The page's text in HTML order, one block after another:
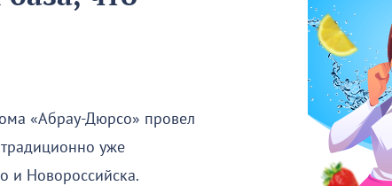
«Абрау-Дюрсо» провел
уже
и Новороссийска.